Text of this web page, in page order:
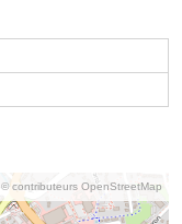
© contributeurs OpenStreetMap